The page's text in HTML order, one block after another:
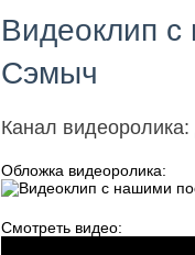
Видеоклип с
Сэмыч
Канал видеоролика:
Обложка видеоролика:
Смотреть видео: